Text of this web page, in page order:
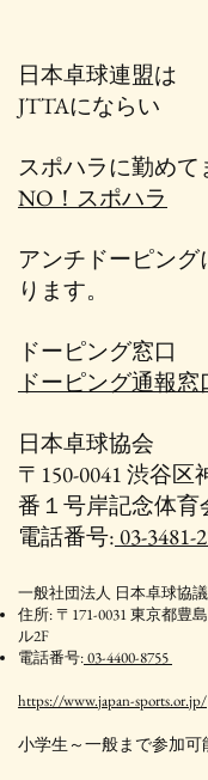
日本卓球連盟は
JTTAにならい
スポハラに勤めて
NO！スポハラ
アンチドーピン
ります。
ドーピング窓口
ドーピング通報窓
日本卓球協会
〒150-0041 渋谷区
番１号岸記念体育
電話番号: 03-3481-
一般社団法人 日本卓球協
住所: 〒171-0031 東京都豊
ル2F
電話番号:03-4400-8755
https://www.japan-sports.or.jp/
小学生～一般まで参加可